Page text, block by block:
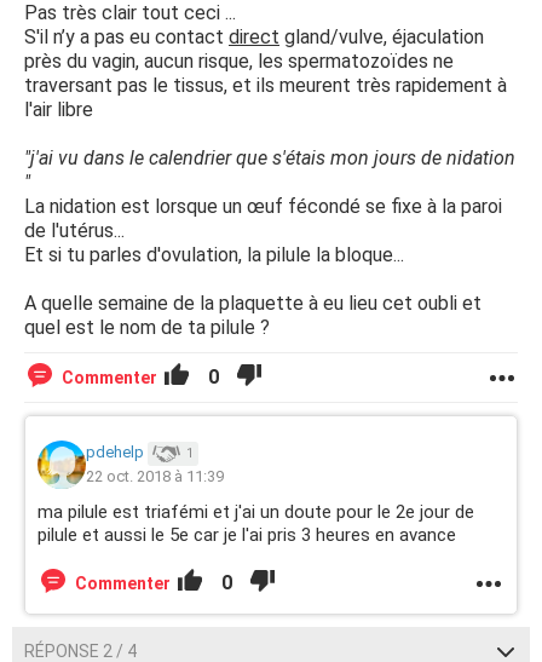
Pas très clair tout ceci ...
S'il n’y a pas eu contact direct gland/vulve, éjaculation
près du vagin, aucun risque, les spermatozoïdes ne
traversant pas le tissus, et ils meurent très rapidement à
l'air libre
"j'ai vu dans le calendrier que s'étais mon jours de nidation
"
La nidation est lorsque un œuf fécondé se fixe à la paroi
de l'utérus...
Et si tu parles d'ovulation, la pilule la bloque...
A quelle semaine de la plaquette à eu lieu cet oubli et
quel est le nom de ta pilule ?
Commenter 0
pdehelp 1
22 oct. 2018 à 11:39
ma pilule est triafémi et j'ai un doute pour le 2e jour de
pilule et aussi le 5e car je l'ai pris 3 heures en avance
Commenter 0
RÉPONSE 2 / 4